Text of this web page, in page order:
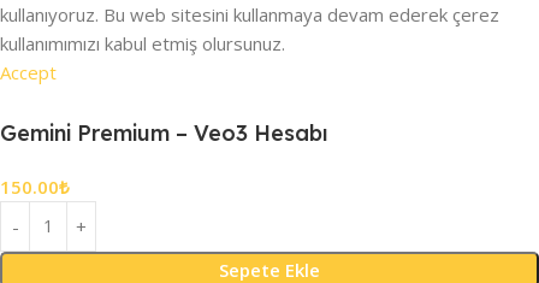
kullanıyoruz. Bu web sitesini kullanmaya devam ederek çerez
kullanımımızı kabul etmiş olursunuz.
Accept
Gemini Premium – Veo3 Hesabı
150.00₺
Sepete Ekle